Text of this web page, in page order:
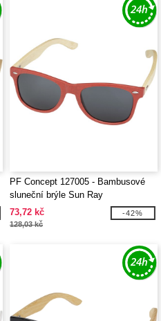
PF Concept 127005 - Bambusové
sluneční brýle Sun Ray
73,72 kč
128,03 kč
-42%